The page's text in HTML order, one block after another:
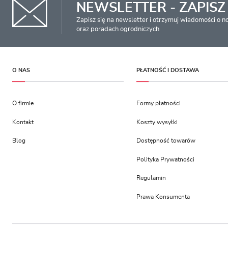
NEWSLETTER - ZAPISZ
Zapisz się na newsletter i otrzymuj wiadomości o
oraz poradach ogrodniczych
O NAS
O firmie
Kontakt
Blog
PŁATNOŚĆ I DOSTAWA
Formy płatności
Koszty wysyłki
Dostępność towarów
Polityka Prywatności
Regulamin
Prawa Konsumenta